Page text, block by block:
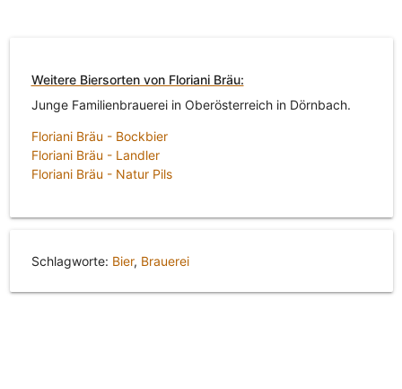
Weitere Biersorten von Floriani Bräu:
Junge Familienbrauerei in Oberösterreich in Dörnbach.
Floriani Bräu - Bockbier
Floriani Bräu - Landler
Floriani Bräu - Natur Pils
Schlagworte: Bier, Brauerei